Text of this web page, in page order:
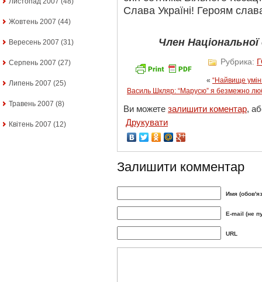
Жовтень 2007 (44)
Вересень 2007 (31)
Серпень 2007 (27)
Липень 2007 (25)
Травень 2007 (8)
Квітень 2007 (12)
Слава Україні! Героям
Член Національної
Рубрика:
« “Найвище
Василь Шкляр: “Марусю” я безмежно
Ви можете залишити коментар,
Друкувати
Залишити комментар
Имя
E-mail (не
URL